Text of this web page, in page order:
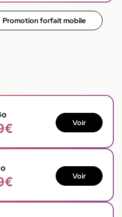
Promotion forfait mobile
Voir
Voir